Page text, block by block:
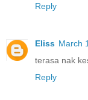
Reply
Eliss March
terasa nak
Reply